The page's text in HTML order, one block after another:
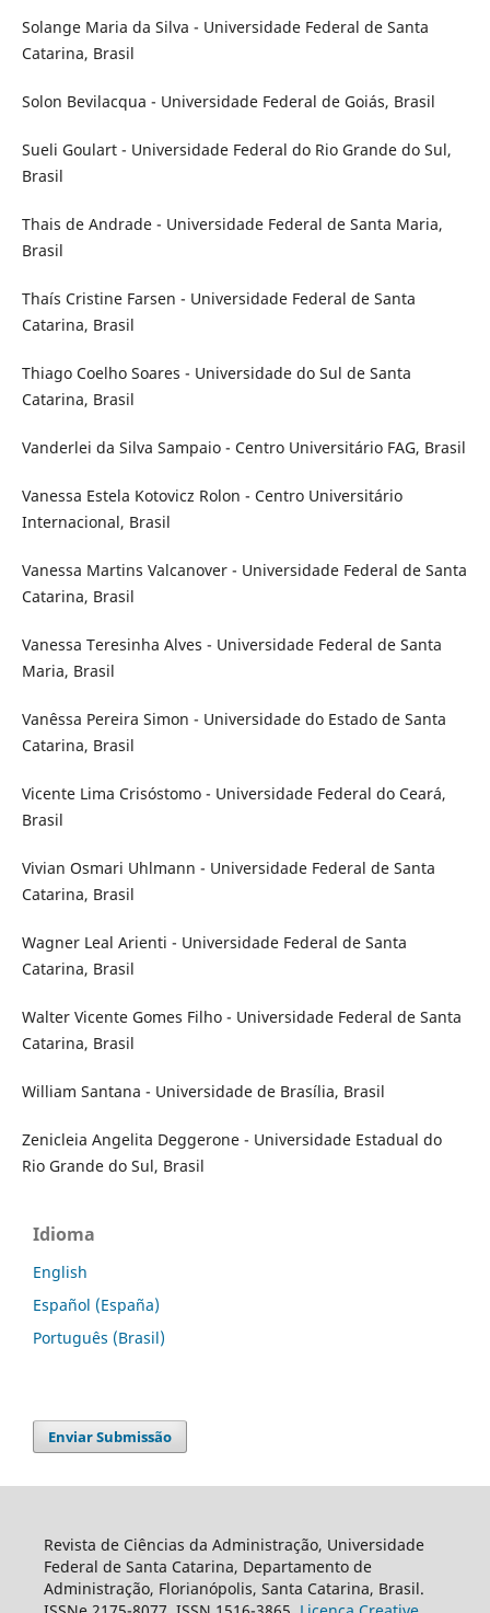
Solange Maria da Silva - Universidade Federal de Santa
Catarina, Brasil
Solon Bevilacqua - Universidade Federal de Goiás, Brasil
Sueli Goulart - Universidade Federal do Rio Grande do Sul,
Brasil
Thais de Andrade - Universidade Federal de Santa Maria,
Brasil
Thaís Cristine Farsen - Universidade Federal de Santa
Catarina, Brasil
Thiago Coelho Soares - Universidade do Sul de Santa
Catarina, Brasil
Vanderlei da Silva Sampaio - Centro Universitário FAG, Brasil
Vanessa Estela Kotovicz Rolon - Centro Universitário
Internacional, Brasil
Vanessa Martins Valcanover - Universidade Federal de Santa
Catarina, Brasil
Vanessa Teresinha Alves - Universidade Federal de Santa
Maria, Brasil
Vanêssa Pereira Simon - Universidade do Estado de Santa
Catarina, Brasil
Vicente Lima Crisóstomo - Universidade Federal do Ceará,
Brasil
Vivian Osmari Uhlmann - Universidade Federal de Santa
Catarina, Brasil
Wagner Leal Arienti - Universidade Federal de Santa
Catarina, Brasil
Walter Vicente Gomes Filho - Universidade Federal de Santa
Catarina, Brasil
William Santana - Universidade de Brasília, Brasil
Zenicleia Angelita Deggerone - Universidade Estadual do
Rio Grande do Sul, Brasil
Idioma
English
Español (España)
Português (Brasil)
Enviar Submissão
Revista de Ciências da Administração, Universidade
Federal de Santa Catarina, Departamento de
Administração, Florianópolis, Santa Catarina, Brasil.